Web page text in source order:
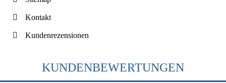
Kontakt
Kundenrezensionen
KUNDENBEWERTUNGEN